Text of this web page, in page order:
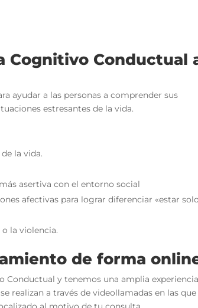
Cognitivo Conductual
ayudar a las personas a comprender sus
estresantes de la vida.
la vida.
asertiva con el entorno social
afectivas para lograr diferenciar «estar
la violencia.
de forma
Conductual y tenemos una amplia
realizan a través de videollamadas en las que